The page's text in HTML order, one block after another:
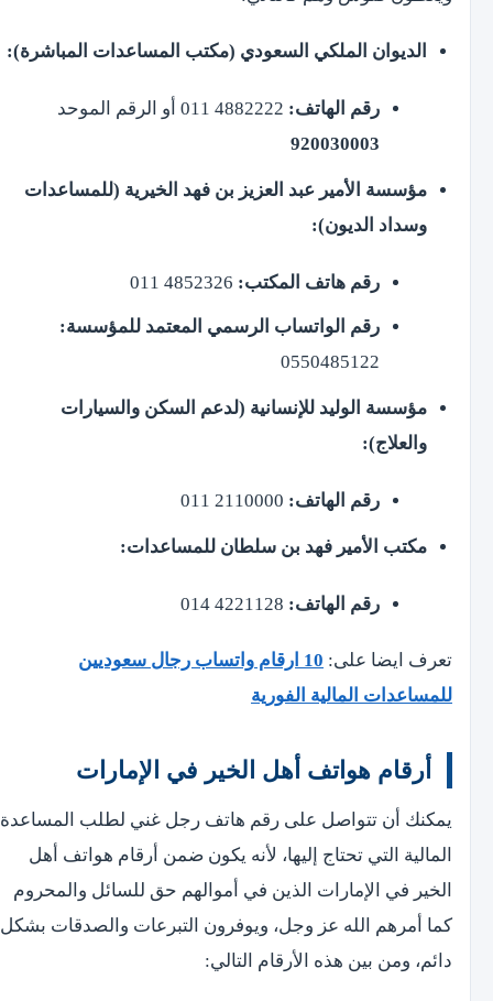
الديوان الملكي السعودي (مكتب المساعدات المباشرة):
رقم الهاتف:
920030003
مؤسسة الأمير عبد العزيز بن فهد الخيرية (للمساعدات
وسداد الديون):
رقم هاتف المكتب:
رقم الواتساب الرسمي المعتمد للمؤسسة:
0550485122
مؤسسة الوليد للإنسانية (لدعم السكن والسيارات
والعلاج):
رقم الهاتف:
مكتب الأمير فهد بن سلطان للمساعدات:
رقم الهاتف:
تعرف ايضا على:
10 ارقام واتساب رجال سعوديين
للمساعدات المالية الفورية
أرقام هواتف أهل الخير في الإمارات
يمكنك أن تتواصل على رقم هاتف رجل غني لطلب المساعدة
المالية التي تحتاج إليها، لأنه يكون ضمن أرقام هواتف أهل
الخير في الإمارات الذين في أموالهم حق للسائل والمحروم
كما أمرهم الله عز وجل، ويوفرون التبرعات والصدقات بشكل
دائم، ومن بين هذه الأرقام التالي: